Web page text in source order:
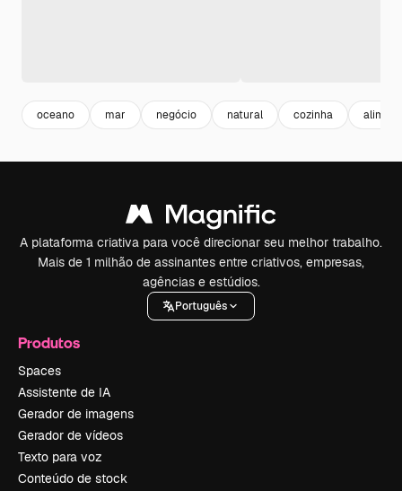
oceano mar negócio natural cozinha
A plataforma criativa para você direcionar seu melhor trabalho.
Mais de 1 milhão de assinantes entre criativos, empresas,
agências e estúdios.
Português
Produtos
Spaces
Assistente de IA
Gerador de imagens
Gerador de vídeos
Texto para voz
Conteúdo de stock